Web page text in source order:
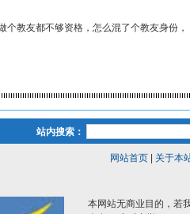
个教友都不够资格，怎么混了个教友身份，
站内搜索：
网站首页| 关于本
本网站无商业目的，若